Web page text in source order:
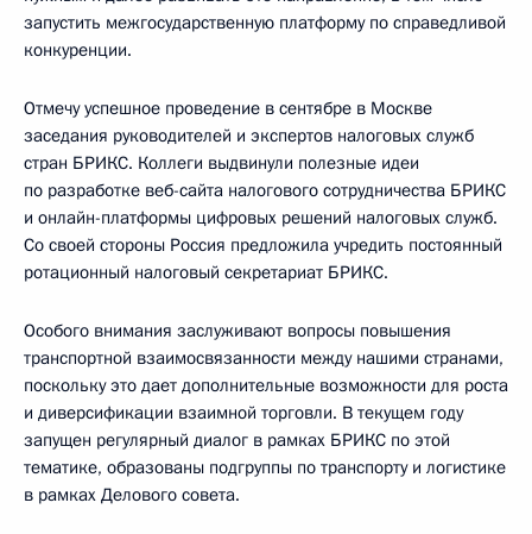
запустить межгосударственную платформу по справедливой
конкуренции.
Отмечу успешное проведение в сентябре в Москве
заседания руководителей и экспертов налоговых служб
стран БРИКС. Коллеги выдвинули полезные идеи
по разработке веб-сайта налогового сотрудничества БРИКС
и онлайн-платформы цифровых решений налоговых служб.
Со своей стороны Россия предложила учредить постоянный
ротационный налоговый секретариат БРИКС.
Особого внимания заслуживают вопросы повышения
транспортной взаимосвязанности между нашими странами,
поскольку это дает дополнительные возможности для роста
и диверсификации взаимной торговли. В текущем году
запущен регулярный диалог в рамках БРИКС по этой
тематике, образованы подгруппы по транспорту и логистике
в рамках Делового совета.